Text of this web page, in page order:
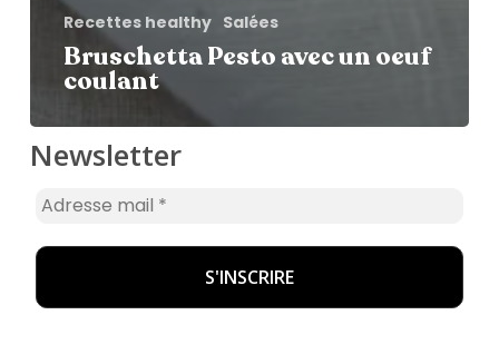
Recettes healthy Salées
Bruschetta Pesto avec un oeuf
coulant
Newsletter